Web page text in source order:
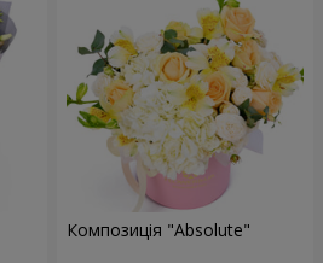
Композиція "Absolute"